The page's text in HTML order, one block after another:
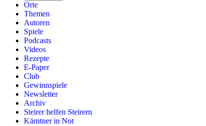
Orte
Themen
Autoren
Spiele
Podcasts
Videos
Rezepte
E-Paper
Club
Gewinnspiele
Newsletter
Archiv
Steirer helfen Steirern
Kärntner in Not